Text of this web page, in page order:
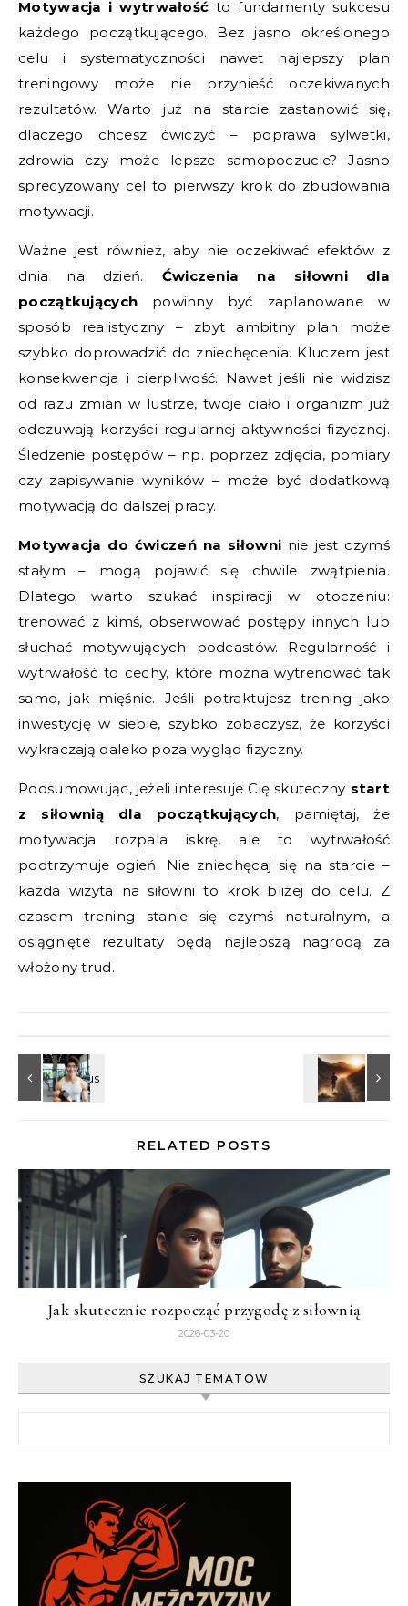
Motywacja i wytrwałość to fundamenty sukcesu
każdego początkującego. Bez jasno określonego
celu i systematyczności nawet najlepszy plan
treningowy może nie przynieść oczekiwanych
rezultatów. Warto już na starcie zastanowić się,
dlaczego chcesz ćwiczyć – poprawa sylwetki,
zdrowia czy może lepsze samopoczucie? Jasno
sprecyzowany cel to pierwszy krok do zbudowania
motywacji.
Ważne jest również, aby nie oczekiwać efektów z
dnia na dzień. Ćwiczenia na siłowni dla
początkujących powinny być zaplanowane w
sposób realistyczny – zbyt ambitny plan może
szybko doprowadzić do zniechęcenia. Kluczem jest
konsekwencja i cierpliwość. Nawet jeśli nie widzisz
od razu zmian w lustrze, twoje ciało i organizm już
odczuwają korzyści regularnej aktywności fizycznej.
Śledzenie postępów – np. poprzez zdjęcia, pomiary
czy zapisywanie wyników – może być dodatkową
motywacją do dalszej pracy.
Motywacja do ćwiczeń na siłowni nie jest czymś
stałym – mogą pojawić się chwile zwątpienia.
Dlatego warto szukać inspiracji w otoczeniu:
trenować z kimś, obserwować postępy innych lub
słuchać motywujących podcastów. Regularność i
wytrwałość to cechy, które można wytrenować tak
samo, jak mięśnie. Jeśli potraktujesz trening jako
inwestycję w siebie, szybko zobaczysz, że korzyści
wykraczają daleko poza wygląd fizyczny.
Podsumowując, jeżeli interesuje Cię skuteczny start
z siłownią dla początkujących, pamiętaj, że
motywacja rozpala iskrę, ale to wytrwałość
podtrzymuje ogień. Nie zniechęcaj się na starcie –
każda wizyta na siłowni to krok bliżej do celu. Z
czasem trening stanie się czymś naturalnym, a
osiągnięte rezultaty będą najlepszą nagrodą za
włożony trud.
RELATED POSTS
Jak skutecznie rozpocząć przygodę z siłownią
2026-03-20
SZUKAJ TEMATÓW